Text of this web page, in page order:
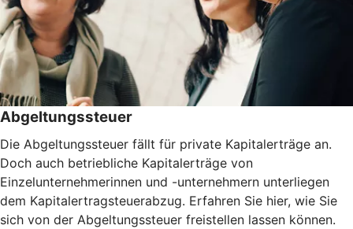
Abgeltungssteuer
Die Abgeltungssteuer fällt für private Kapitalerträge an.
Doch auch betriebliche Kapitalerträge von
Einzelunternehmerinnen und -unternehmern unterliegen
dem Kapitalertragsteuerabzug. Erfahren Sie hier, wie Sie
sich von der Abgeltungssteuer freistellen lassen können.